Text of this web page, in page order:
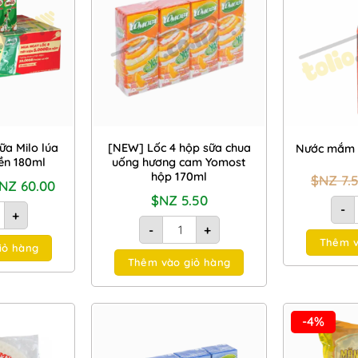
500g số lượng
Add to
Wishlist
Milo lúa
180ml
60.00Giá
48 hộp sữa Milo lúa mạch uống liền 180ml số lượng
+
hàng
Add to
Wishlist
[NEW] Lốc 4 hộp sữa chua
uống hương cam Yomost
hộp 170ml
$NZ 5.50
-
[NEW] Lốc 4 hộp sữa chua uống
+
Thêm vào giỏ hàng
Nước
$NZ
-
Thêm
Add to
Add to
-4%